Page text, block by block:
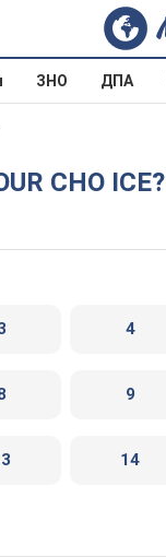
ЗНО ДПА
CHO ICE?
4
9
14